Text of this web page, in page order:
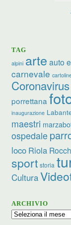
TAG
alpini arte auto
carnevale
Coronavirus
porrettana
inaugurazione
maestri
ospedale
loco Riola
sport storia
Cultura
ARCHIVIO
Archivio